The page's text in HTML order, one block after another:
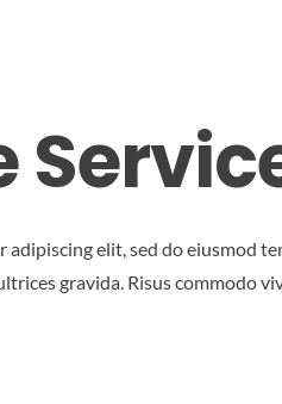
adipiscing elit, sed do eiusmod
gravida. Risus commodo